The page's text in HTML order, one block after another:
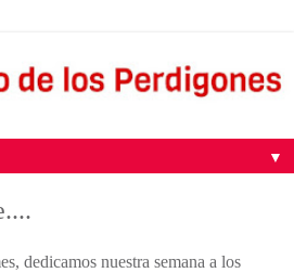
▼
dedicamos nuestra semana a los